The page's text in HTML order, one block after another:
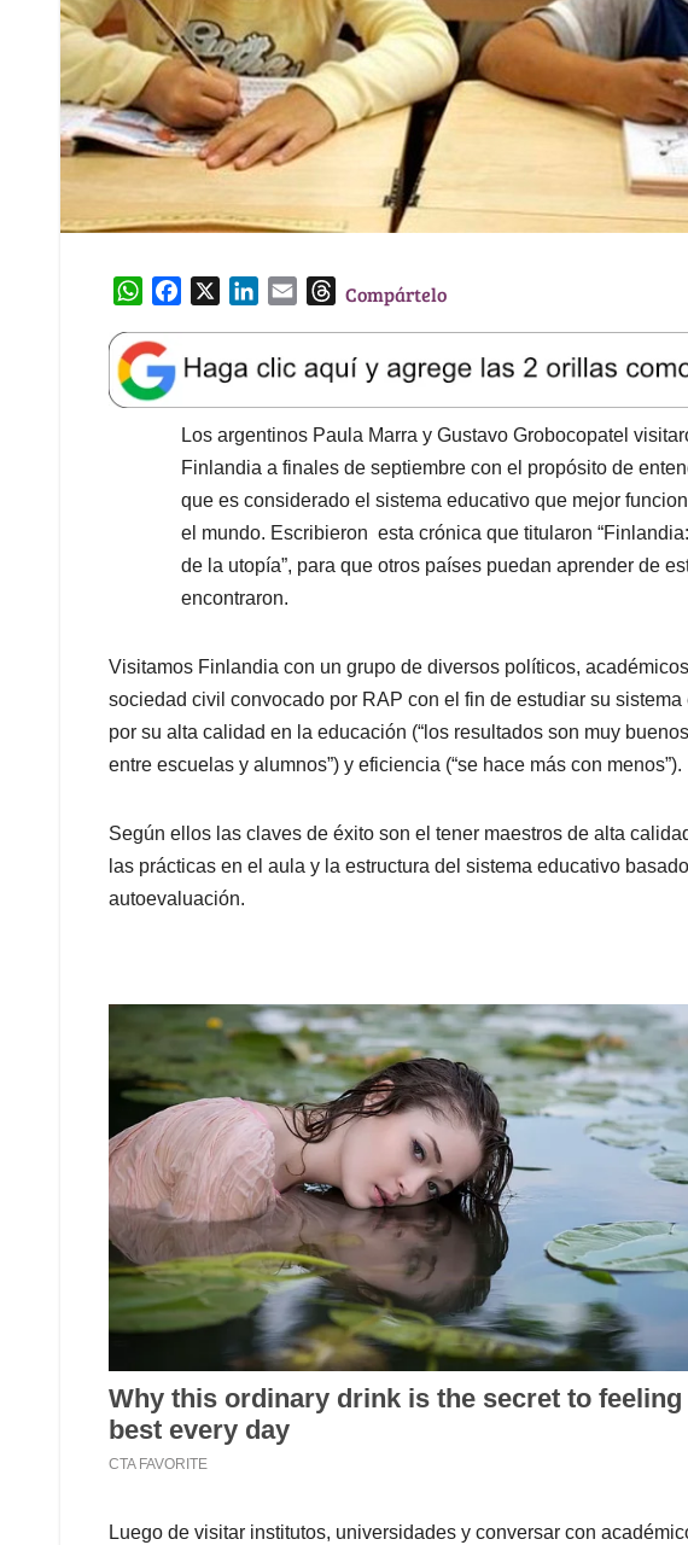
W
a
t
s
e
b
o
o
k
k
e
d
I
n
l
T
e
a
d
s
Compártelo
Los argentinos Paula Marra y Gustavo Grobocopatel
Finlandia a finales de septiembre con el propósito de
que es considerado el sistema educativo que mejor
el mundo. Escribieron esta crónica que titularon
de la utopía”, para que otros países puedan aprender de
encontraron.
Visitamos Finlandia con un grupo de diversos políticos,
sociedad civil convocado por RAP con el fin de estudiar su
por su alta calidad en la educación (“los resultados son muy
entre escuelas y alumnos”) y eficiencia (“se hace más con menos”).
Según ellos las claves de éxito son el tener maestros de alta
las prácticas en el aula y la estructura del sistema educativo
autoevaluación.
Luego de visitar institutos, universidades y conversar con